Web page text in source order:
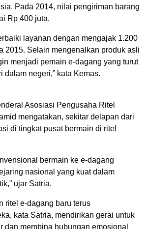
Pada 2014, nilai pengiriman barang
Rp 400 juta.
layanan dengan mengajak 1.200
2015. Selain mengenalkan produk asli
menjadi pemain e-dagang yang turut
dalam negeri,” kata Kemas.
Asosiasi Pengusaha Ritel
mengatakan, sekitar delapan dari
di tingkat pusat bermain di ritel
bermain ke e-dagang
nasional yang kuat dalam
ujar Satria.
ritel e-dagang baru terus
kata Satria, mendirikan gerai untuk
dan membina hubungan emosional